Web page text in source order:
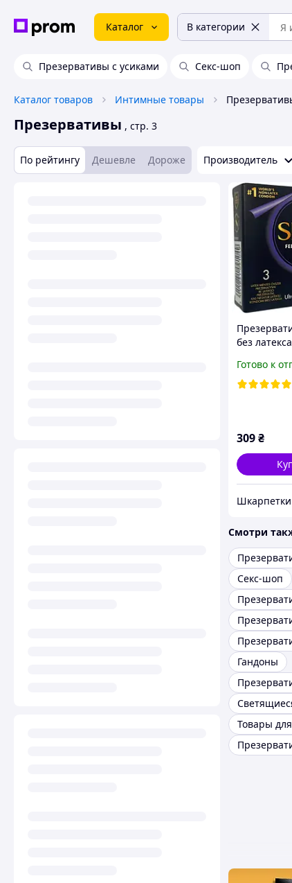
Каталог В категории
Презервативы с усиками Секс-шоп
Каталог товаров Интимные товары
Презервативы , стр. 3
По рейтингу Дешевле Дороже Производитель
без
Готово к
309₴
Смотри
Секс-шоп
Гандоны
Товары